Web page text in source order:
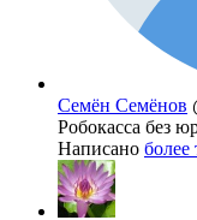
Семён Семёнов
Робокасса без
Написано более